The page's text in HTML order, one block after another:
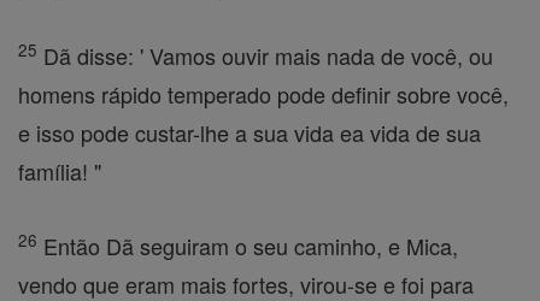
25 Dã disse: ' Vamos ouvir mais nada de você, ou
homens rápido temperado pode definir sobre você,
e isso pode custar-lhe a sua vida ea vida de sua
família! "
26 Então Dã seguiram o seu caminho, e Mica,
vendo que eram mais fortes, virou-se e foi para